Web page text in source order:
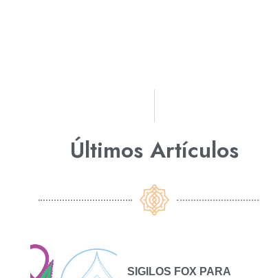
Últimos Artículos​
SIGILO FOX PARA BAJAR